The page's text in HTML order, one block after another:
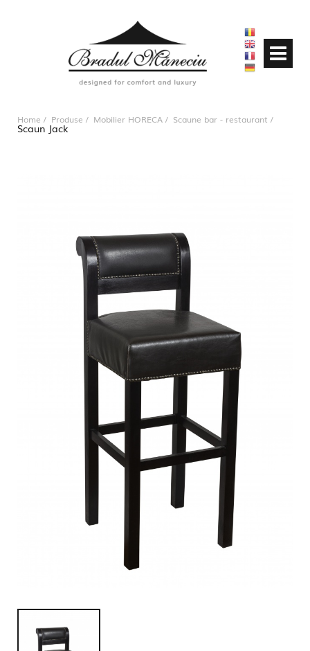
Home Produse Mobilier HORECA Scaune bar - restaurant
Scaun Jack